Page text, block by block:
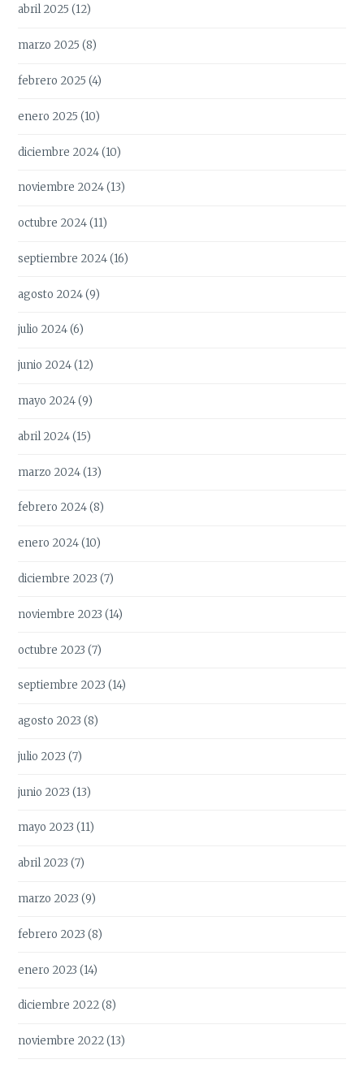
abril 2025 (12)
marzo 2025 (8)
febrero 2025 (4)
enero 2025 (10)
diciembre 2024(10)
noviembre 2024(13)
octubre 2024(11)
septiembre 2024(16)
agosto 2024(9)
julio 2024(6)
junio 2024(12)
mayo 2024(9)
abril 2024(15)
marzo 2024(13)
febrero 2024(8)
enero 2024(10)
diciembre 2023 (7)
noviembre 2023 (14)
octubre 2023 (7)
septiembre 2023 (14)
agosto 2023 (8)
julio 2023 (7)
junio 2023 (13)
mayo 2023 (11)
abril 2023 (7)
marzo 2023 (9)
febrero 2023 (8)
enero 2023 (14)
diciembre 2022(8)
noviembre 2022(13)